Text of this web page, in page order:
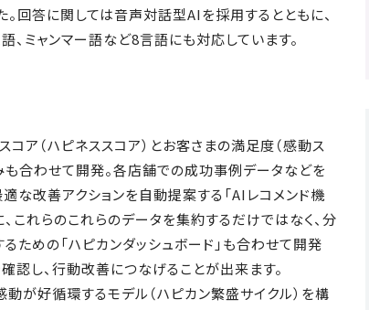
回答に関しては音声対話型AIを採用するとともに、
、ミャンマー語など8言語にも対応しています。
コア（ハピネススコア）とお客さまの満足度（感動ス
合わせて開発。各店舗での成功事例データなどを
な改善アクションを自動提案する「AIレコメンド機
、これらのこれらのデータを集約するだけではなく、分
ための「ハピカンダッシュボード」も合わせて開発
認し、行動改善につなげることが出来ます。
が好循環するモデル（ハピカン繁盛サイクル）を構